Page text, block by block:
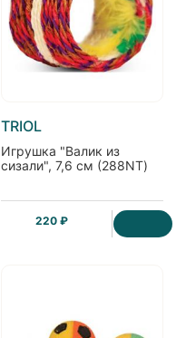
TRIOL
Игрушка "Валик из
сизали", 7,6 см (288NT)
220 ₽